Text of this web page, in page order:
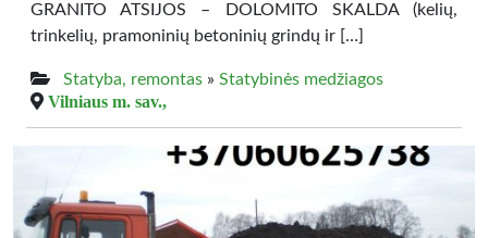
GRANITO ATSIJOS – DOLOMITO SKALDA (kelių,
trinkelių, pramoninių betoninių grindų ir […]
Statyba, remontas » Statybinės medžiagos
Vilniaus m. sav.,